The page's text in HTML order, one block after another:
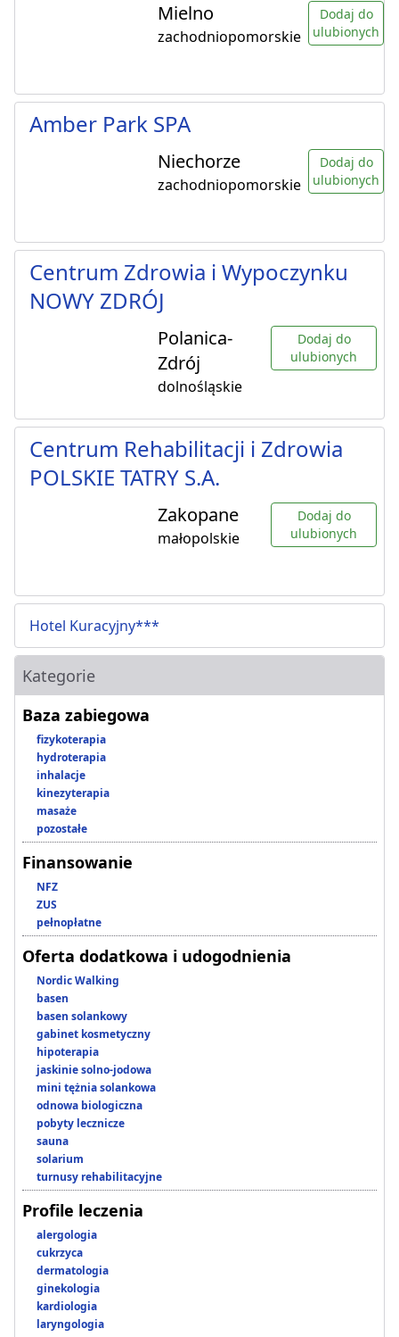
Mielno
zachodniopomorskie
Dodaj do
ulubionych
Amber Park SPA
Niechorze
zachodniopomorskie
Dodaj do
ulubionych
Centrum Zdrowia i Wypoczynku
NOWY ZDRÓJ
Polanica-
Zdrój
dolnośląskie
Dodaj do
ulubionych
Centrum Rehabilitacji i Zdrowia
POLSKIE TATRY S.A.
Zakopane
małopolskie
Dodaj do
ulubionych
Hotel Kuracyjny***
Kategorie
Baza zabiegowa
fizykoterapia
hydroterapia
inhalacje
kinezyterapia
masaże
pozostałe
Finansowanie
NFZ
ZUS
pełnopłatne
Oferta dodatkowa i udogodnienia
Nordic Walking
basen
basen solankowy
gabinet kosmetyczny
hipoterapia
jaskinie solno-jodowa
mini tężnia solankowa
odnowa biologiczna
pobyty lecznicze
sauna
solarium
turnusy rehabilitacyjne
Profile leczenia
alergologia
cukrzyca
dermatologia
ginekologia
kardiologia
laryngologia